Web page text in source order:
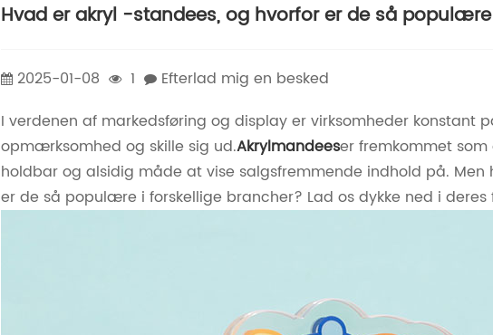
Hvad er akryl -standees, og hvorfor er de så
2025-01-08 1
Efterlad mig en besked
I verdenen af ​​markedsføring og display er virksomheder konstant
opmærksomhed og skille sig ud.Akrylmandeeser fremkommet
holdbar og alsidig måde at vise salgsfremmende indhold på.
er de så populære i forskellige brancher? Lad os dykke ned i deres